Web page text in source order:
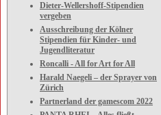
Dieter-Wellershoff-Stipendien
vergeben
Ausschreibung der Kölner
Stipendien für Kinder- und
Jugendliteratur
Roncalli - All for Art for All
Harald Naegeli – der Sprayer von
Zürich
Partnerland der gamescom 2022